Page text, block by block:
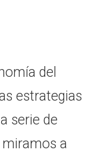
del
estrategias
serie de
miramos a